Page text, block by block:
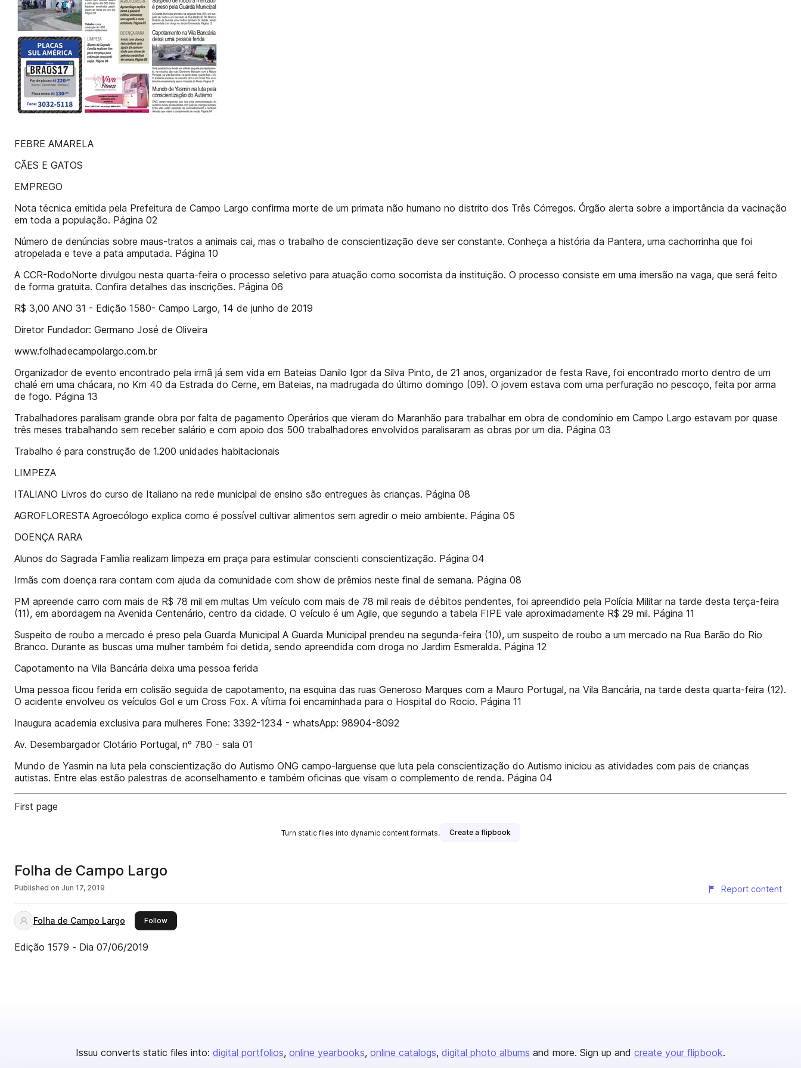
FEBRE AMARELA
CÃES E GATOS
EMPREGO
Nota técnica emitida pela Prefeitura de Campo Largo confirma morte de um primata não humano no distrito dos Três Córregos. Órgão alerta sobre a importância da vacinação
em toda a população. Página 02
Número de denúncias sobre maus-tratos a animais cai, mas o trabalho de conscientização deve ser constante. Conheça a história da Pantera, uma cachorrinha que foi
atropelada e teve a pata amputada. Página 10
A CCR-RodoNorte divulgou nesta quarta-feira o processo seletivo para atuação como socorrista da instituição. O processo consiste em uma imersão na vaga, que será feito
de forma gratuita. Confira detalhes das inscrições. Página 06
R$ 3,00 ANO 31 - Edição 1580- Campo Largo, 14 de junho de 2019
Diretor Fundador: Germano José de Oliveira
www.folhadecampolargo.com.br
Organizador de evento encontrado pela irmã já sem vida em Bateias Danilo Igor da Silva Pinto, de 21 anos, organizador de festa Rave, foi encontrado morto dentro de um
chalé em uma chácara, no Km 40 da Estrada do Cerne, em Bateias, na madrugada do último domingo (09). O jovem estava com uma perfuração no pescoço, feita por arma
de fogo. Página 13
Trabalhadores paralisam grande obra por falta de pagamento Operários que vieram do Maranhão para trabalhar em obra de condomínio em Campo Largo estavam por quase
três meses trabalhando sem receber salário e com apoio dos 500 trabalhadores envolvidos paralisaram as obras por um dia. Página 03
Trabalho é para construção de 1.200 unidades habitacionais
LIMPEZA
ITALIANO Livros do curso de Italiano na rede municipal de ensino são entregues às crianças. Página 08
AGROFLORESTA Agroecólogo explica como é possível cultivar alimentos sem agredir o meio ambiente. Página 05
DOENÇA RARA
Alunos do Sagrada Família realizam limpeza em praça para estimular conscienti conscientização. Página 04
Irmãs com doença rara contam com ajuda da comunidade com show de prêmios neste final de semana. Página 08
PM apreende carro com mais de R$ 78 mil em multas Um veículo com mais de 78 mil reais de débitos pendentes, foi apreendido pela Polícia Militar na tarde desta terça-feira
(11), em abordagem na Avenida Centenário, centro da cidade. O veículo é um Agile, que segundo a tabela FIPE vale aproximadamente R$ 29 mil. Página 11
Suspeito de roubo a mercado é preso pela Guarda Municipal A Guarda Municipal prendeu na segunda-feira (10), um suspeito de roubo a um mercado na Rua Barão do Rio
Branco. Durante as buscas uma mulher também foi detida, sendo apreendida com droga no Jardim Esmeralda. Página 12
Capotamento na Vila Bancária deixa uma pessoa ferida
Uma pessoa ficou ferida em colisão seguida de capotamento, na esquina das ruas Generoso Marques com a Mauro Portugal, na Vila Bancária, na tarde desta quarta-feira (12).
O acidente envolveu os veículos Gol e um Cross Fox. A vítima foi encaminhada para o Hospital do Rocio. Página 11
Inaugura academia exclusiva para mulheres Fone: 3392-1234 - whatsApp: 98904-8092
Av. Desembargador Clotário Portugal, nº 780 - sala 01
Mundo de Yasmin na luta pela conscientização do Autismo ONG campo-larguense que luta pela conscientização do Autismo iniciou as atividades com pais de crianças
autistas. Entre elas estão palestras de aconselhamento e também oficinas que visam o complemento de renda. Página 04
First page
Turn static files into dynamic content formats. Create a flipbook
Folha de Campo Largo
Published on Jun 17, 2019 Report content
Folha de Campo Largo Followthis publisher
Edição 1579 - Dia 07/06/2019
Issuu converts static files into: digital portfolios online yearbooks online catalogs digital photo albums and more. Sign up and create your flipbook.